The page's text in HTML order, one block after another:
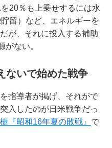
20％も上乗せするには水
貯留）など、エネルギーを
が、それに投入する補助
がない。
ないで始めた戦争
指導者が掲げ、それがで
入したのが日米戦争だっ
『昭和16年夏の敗戦』 で